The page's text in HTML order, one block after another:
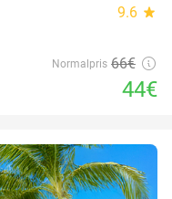
9.6 star
Normalpris 66€
44€